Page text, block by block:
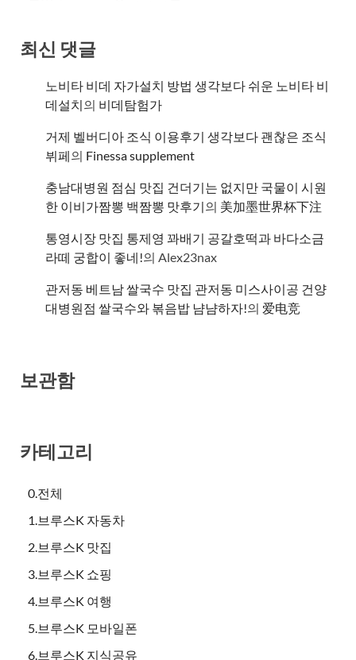
최신 댓글
노비타 비데 자가설치 방법 생각보다 쉬운 노비타 비
데설치의 비데탐험가
거제 벨버디아 조식 이용후기 생각보다 괜찮은 조식
뷔페의 ​Finessa supplement
충남대병원 점심 맛집 건더기는 없지만 국물이 시원
한 이비가짬뽕 백짬뽕 맛후기의 美加墨世界杯下注
통영시장 맛집 통제영 꽈배기 공갈호떡과 바다소금
라떼 궁합이 좋네!의 Alex23nax
관저동 베트남 쌀국수 맛집 관저동 미스사이공 건양
대병원점 쌀국수와 볶음밥 냠냠하자!의 爱电竞
보관함
카테고리
0.전체
1.브루스K 자동차
2.브루스K 맛집
3.브루스K 쇼핑
4.브루스K 여행
5.브루스K 모바일폰
6.브루스K 지식공유